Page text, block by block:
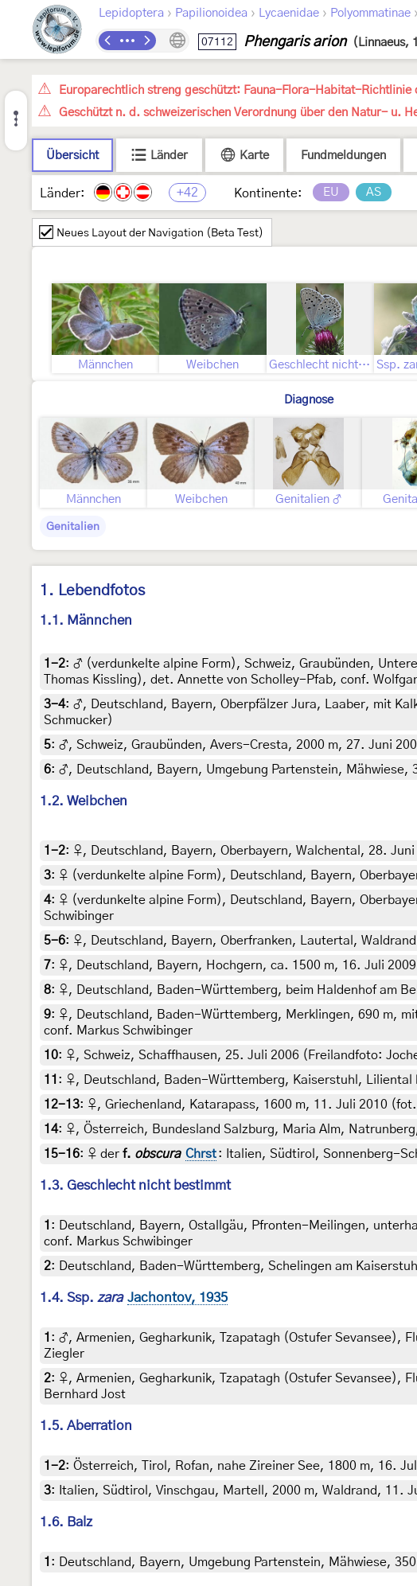
Lepidoptera › Papilionoidea › Lycaenidae › Polyommatinae ›
07112 Phengaris arion (Linnaeus,
Europarechtlich streng geschützt: Fauna-Flora-Habitat-Richtlinie
Geschützt n. d. schweizerischen Verordnung über den Natur- u.
Übersicht Länder Karte Fundmeldungen
Länder: +42 Kontinente: EU AS
Neues Layout der Navigation (Beta Test)
Männchen Weibchen Geschlecht nicht bestimmt
Diagnose
Männchen Weibchen Genitalien ♂
Genitalien
1. Lebendfotos
1.1. Männchen
1-2: ♂ (verdunkelte alpine Form), Schweiz, Graubünden,
Thomas Kissling), det. Annette von Scholley-Pfab, conf.
3-4: ♂, Deutschland, Bayern, Oberpfälzer Jura, Laaber, mit
Schmucker)
5: ♂, Schweiz, Graubünden, Avers-Cresta, 2000 m, 27. Juni
6: ♂, Deutschland, Bayern, Umgebung Partenstein,
1.2. Weibchen
1-2: ♀, Deutschland, Bayern, Oberbayern, Walchental, 28.
3: ♀ (verdunkelte alpine Form), Deutschland, Bayern,
4: ♀ (verdunkelte alpine Form), Deutschland, Bayern,
Schwibinger
5-6: ♀, Deutschland, Bayern, Oberfranken, Lautertal,
7: ♀, Deutschland, Bayern, Hochgern, ca. 1500 m, 16. Juli
8: ♀, Deutschland, Baden-Württemberg, beim Haldenhof am
9: ♀, Deutschland, Baden-Württemberg, Merklingen, 690 m,
conf. Markus Schwibinger
10: ♀, Schweiz, Schaffhausen, 25. Juli 2006 (Freilandfoto:
11 : ♀, Deutschland, Baden-Württemberg, Kaiserstuhl,
12-13: ♀, Griechenland, Katarapass, 1600 m, 11. Juli 2010
14: ♀, Österreich, Bundesland Salzburg, Maria Alm,
15-16: ♀ der f. obscura Chrst: Italien, Südtirol, Sonnenberg-
1.3. Geschlecht nicht bestimmt
1 : Deutschland, Bayern, Ostallgäu, Pfronten-Meilingen,
conf. Markus Schwibinger
2: Deutschland, Baden-Württemberg, Schelingen am
1.4. Ssp. zara Jachontov, 1935
1 : ♂, Armenien, Gegharkunik, Tzapatagh (Ostufer Sevansee),
Ziegler
2: ♀, Armenien, Gegharkunik, Tzapatagh (Ostufer Sevansee),
Bernhard Jost
1.5. Aberration
1-2: Österreich, Tirol, Rofan, nahe Zireiner See, 1800 m, 16.
3: Italien, Südtirol, Vinschgau, Martell, 2000 m, Waldrand, 11.
1.6. Balz
1 : Deutschland, Bayern, Umgebung Partenstein, Mähwiese,